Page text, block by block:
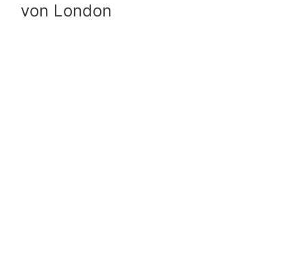
von London